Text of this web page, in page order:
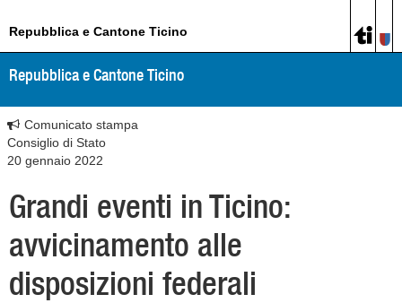
Repubblica e Cantone Ticino
Repubblica e Cantone Ticino
Comunicato stampa
Consiglio di Stato
20 gennaio 2022
Grandi eventi in Ticino:
avvicinamento alle
disposizioni federali